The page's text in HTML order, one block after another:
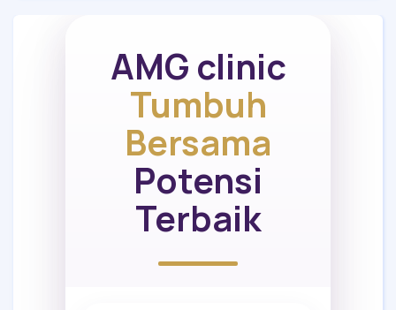
AMG clinic
Tumbuh
Bersama
Potensi
Terbaik